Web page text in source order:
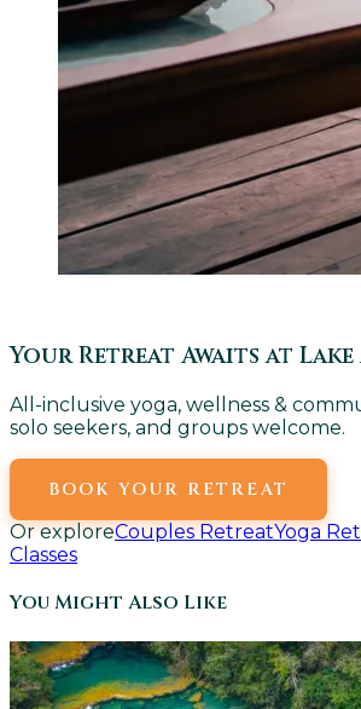
Your Retreat Awaits at
All-inclusive yoga, wellness &
solo seekers, and groups welcome.
BOOK YOUR RETREAT
Or exploreCouples RetreatYoga
Classes
You Might Also Like